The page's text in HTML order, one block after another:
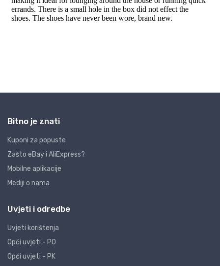
Bitno je znati
Kuponi za popuste
Zašto eBay i AliExpress?
Mobilne aplikacije
Mediji o nama
Uvjeti i odredbe
Uvjeti korištenja
Opći uvjeti - PO
Opći uvjeti - PK